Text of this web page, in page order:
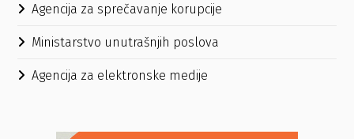
Agencija za sprečavanje korupcije
Ministarstvo unutrašnjih poslova
Agencija za elektronske medije